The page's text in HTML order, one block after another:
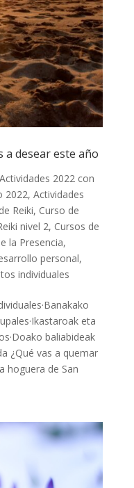
a desear este año
Actividades 2022 con
2022, Actividades
Reiki, Curso de
nivel 2, Cursos de
la Presencia,
personal,
individuales
eta
baliabideak
¿Qué vas a quemar
hoguera de San